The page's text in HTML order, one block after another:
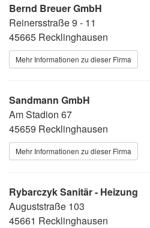
Bernd Breuer GmbH
Reinersstraße 9 - 11
45665 Recklinghausen
Mehr Informationen zu dieser Firma
Sandmann GmbH
Am Stadion 67
45659 Recklinghausen
Mehr Informationen zu dieser Firma
Rybarczyk Sanitär - Heizung
Auguststraße 103
45661 Recklinghausen